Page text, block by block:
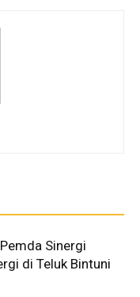
Sinergi
di Teluk Bintuni